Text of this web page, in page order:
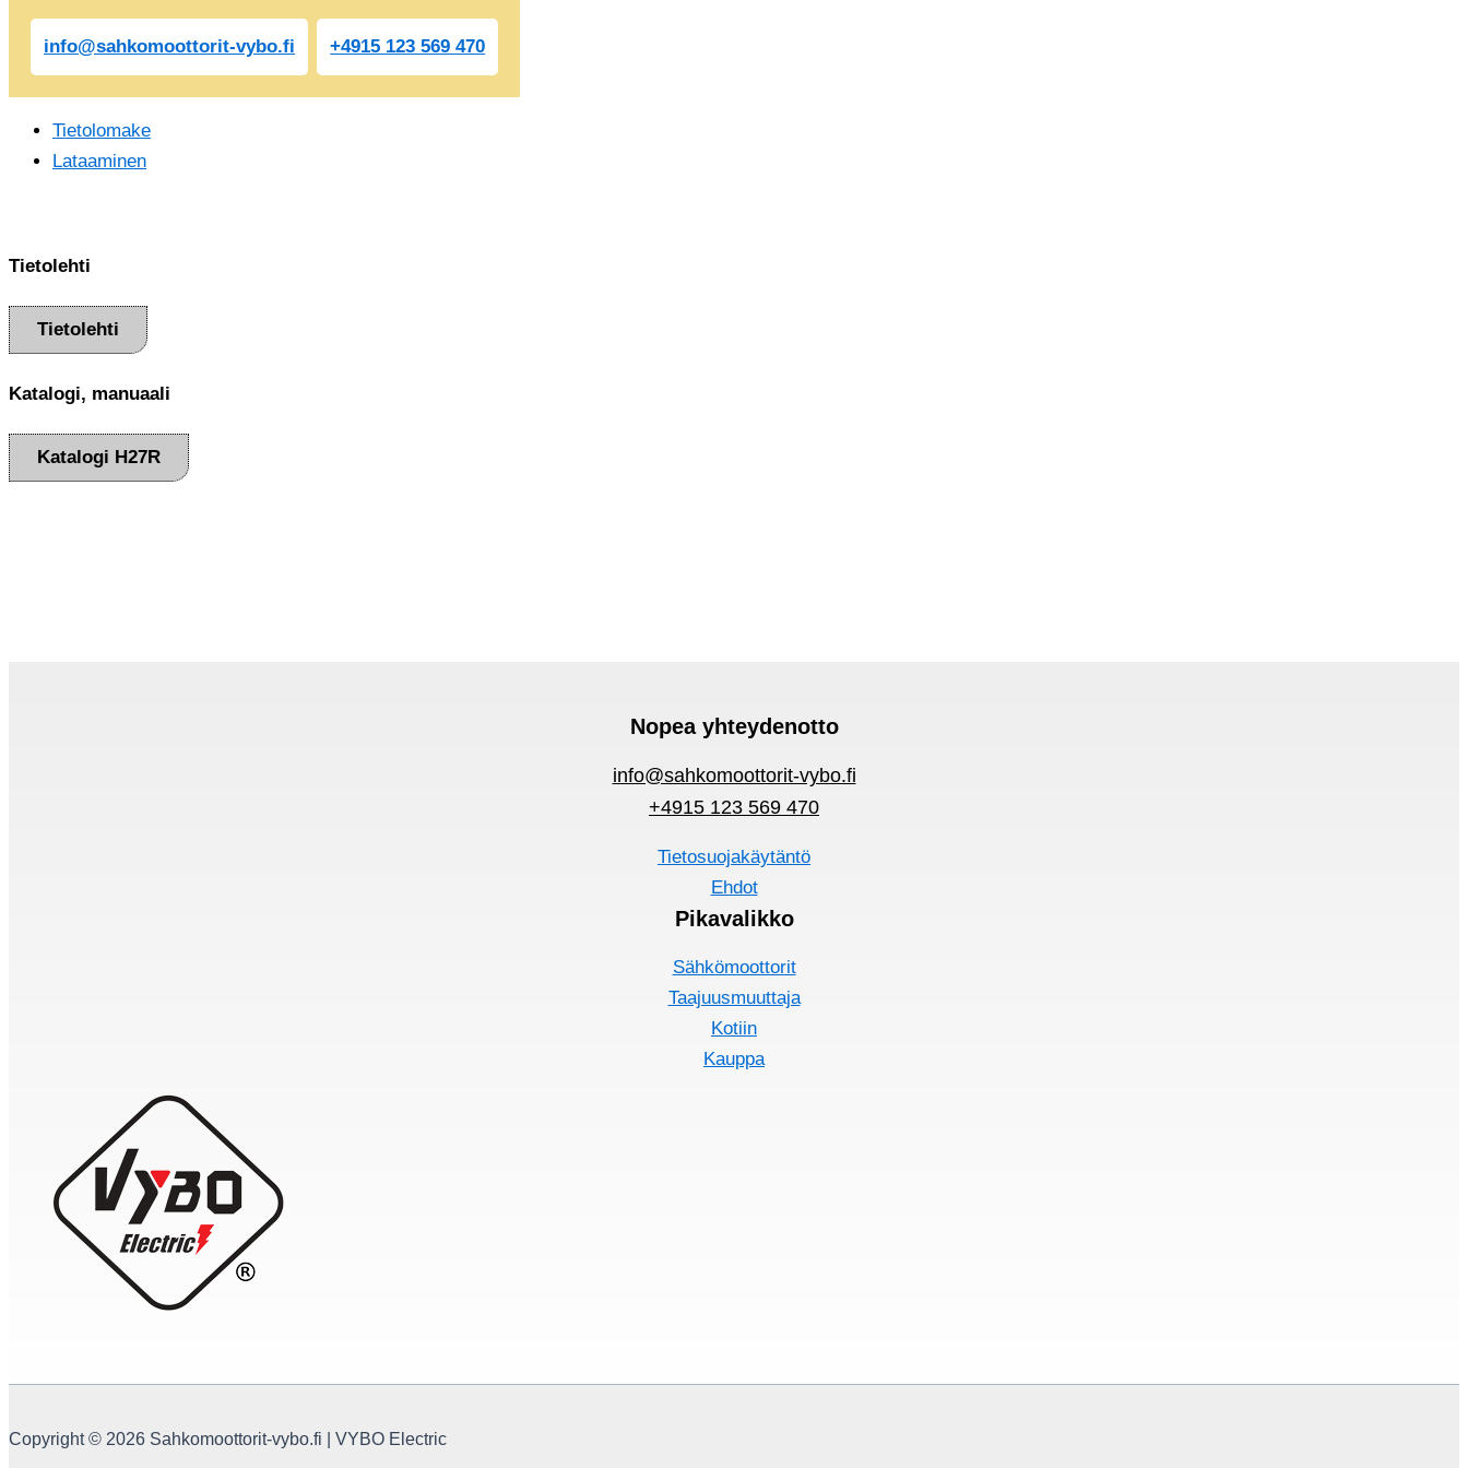
info@sahkomoottorit-vybo.fi +4915 123 569 470
Tietolomake
Lataaminen
Tietolehti
Tietolehti
Katalogi, manuaali
Katalogi H27R
Nopea yhteydenotto
info@sahkomoottorit-vybo.fi
+4915 123 569 470
Tietosuojakäytäntö
Ehdot
Pikavalikko
Sähkömoottorit
Taajuusmuuttaja
Kotiin
Kauppa
Copyright © 2026 Sahkomoottorit-vybo.fi | VYBO Electric